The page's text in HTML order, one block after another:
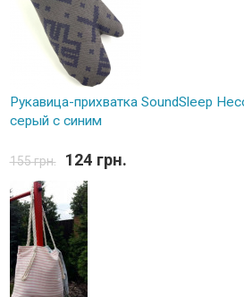
Рукавица-прихватка SoundSleep
серый с синим
155 грн. 124 грн.